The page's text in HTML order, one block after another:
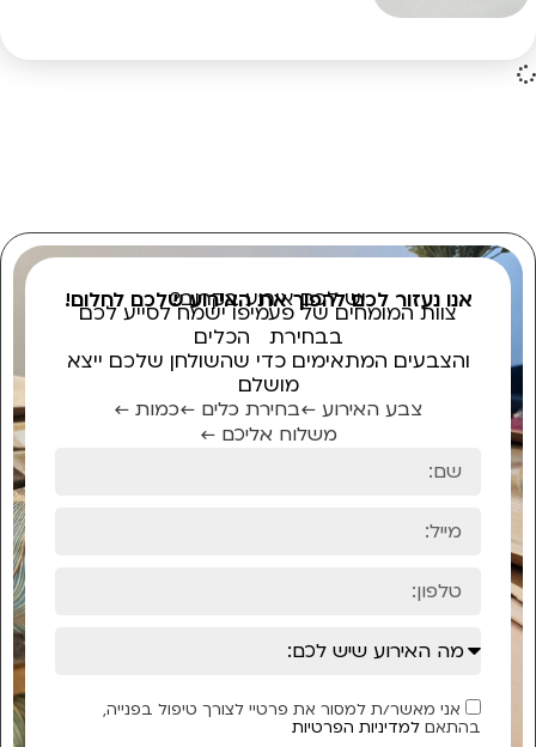
יש לכם אירוע בקרוב?
אנו נעזור לכם להפוך את האירוע שלכם לחלום!
צוות המומחים של פעמיפו ישמח לסייע לכם
בבחירת הכלים
והצבעים המתאימים כדי שהשולחן שלכם ייצא
מושלם
צבע האירוע ←בחירת כלים ←כמות ←
משלוח אליכם ←
אני מאשר/ת למסור את פרטיי לצורך טיפול בפנייה,
בהתאם למדיניות הפרטיות